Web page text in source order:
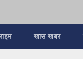
खास खबर